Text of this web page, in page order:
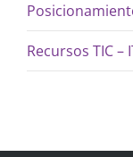
Recursos TIC –